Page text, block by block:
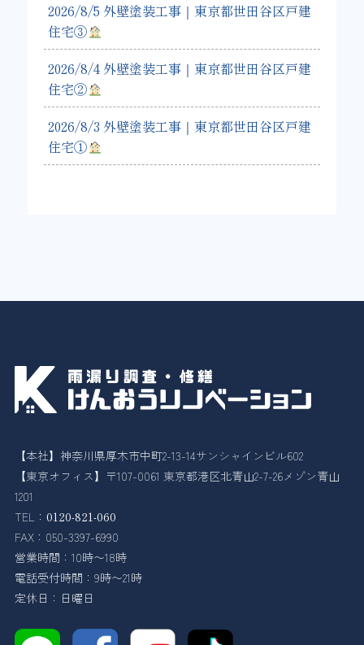
2026/8/5 外壁塗装工事｜東京都世田谷区戸建
住宅③
2026/8/4 外壁塗装工事｜東京都世田谷区戸建
住宅②
2026/8/3 外壁塗装工事｜東京都世田谷区戸建
住宅①
【本社】神奈川県厚木市中町2-13-14サンシャインビル602
【東京オフィス】〒107-0061 東京都港区北青山2-7-26メゾン青山
1201
TEL： 0120-821-060
FAX：050-3397-6990
営業時間：10時〜18時
電話受付時間：9時〜21時
定休日：日曜日